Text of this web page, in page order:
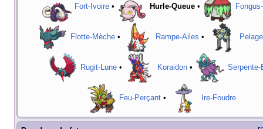
Fort-Ivoire • Hurle-Queue •
Flotte-Mèche• Rampe-Ailes •
Rugit-Lune • Koraidon • Serpente-
Feu-Perçant• Ire-Foudre